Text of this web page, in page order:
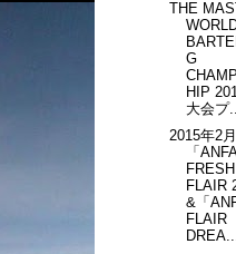
THE
G
HIP
大会プ...
2015年2
「
FRESH
FLAIR
&「
FLAIR